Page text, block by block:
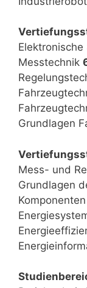
Messtechnik
Grundlagen
Mess- und
Grundlagen